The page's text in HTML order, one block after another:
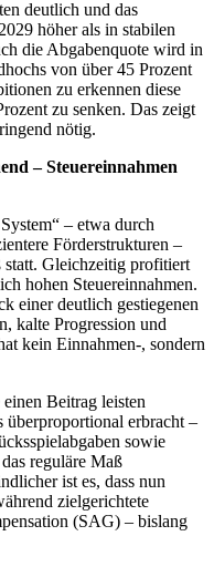
deutlich und das
höher als in stabilen
die Abgabenquote wird in
von über 45 Prozent
zu erkennen diese
zu senken. Das zeigt
nötig.
– Steuereinnahmen
– etwa durch
Förderstrukturen –
Gleichzeitig profitiert
hohen Steuereinnahmen.
einer deutlich gestiegenen
kalte Progression und
kein Einnahmen-, sondern
Beitrag leisten
überproportional erbracht –
sowie
reguläre Maß
ist es, dass nun
zielgerichtete
(SAG) – bislang